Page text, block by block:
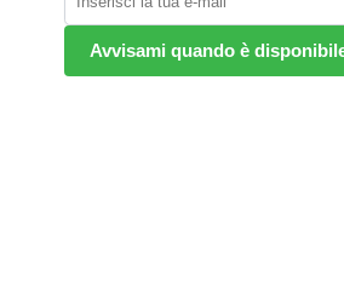
Avvisami quando è